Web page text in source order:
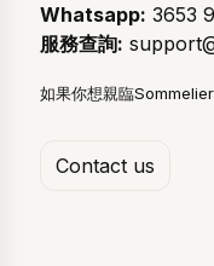
Whatsapp: 3653
服務查詢:
如果你想親臨
Contact us